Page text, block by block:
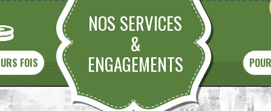
FOIS
NOS SERVICES
&
ENGAGEMENTS